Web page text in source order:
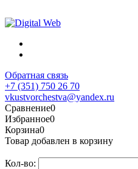
Обратная связь
+7 (351) 750 26 70
vkustvorchestva@yandex.ru
Сравнение0
Избранное0
Корзина0
Товар добавлен в корзину
Кол-во: